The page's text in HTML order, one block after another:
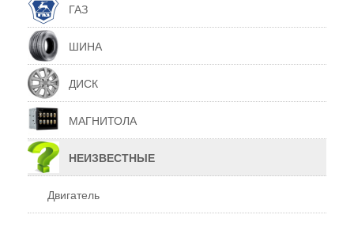
ГАЗ
ШИНА
ДИСК
МАГНИТОЛА
НЕИЗВЕСТНЫЕ
Двигатель